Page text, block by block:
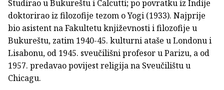
Studirao u Bukureštu i Calcutti; po povratku iz Indije
doktorirao iz filozofije tezom o Yogi (1933). Najprije
bio asistent na Fakultetu književnosti i filozofije u
Bukureštu, zatim 1940-45. kulturni ataše u Londonu i
Lisabonu, od 1945. sveučilišni profesor u Parizu, a od
1957. predavao povijest religija na Sveučilištu u
Chicagu.